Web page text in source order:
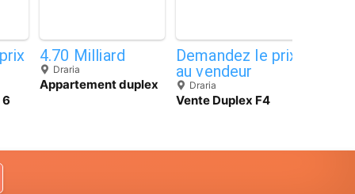
6
4.70 Milliard
Draria
Appartement duplex
Demandez le prix
au vendeur
Draria
Vente Duplex F4